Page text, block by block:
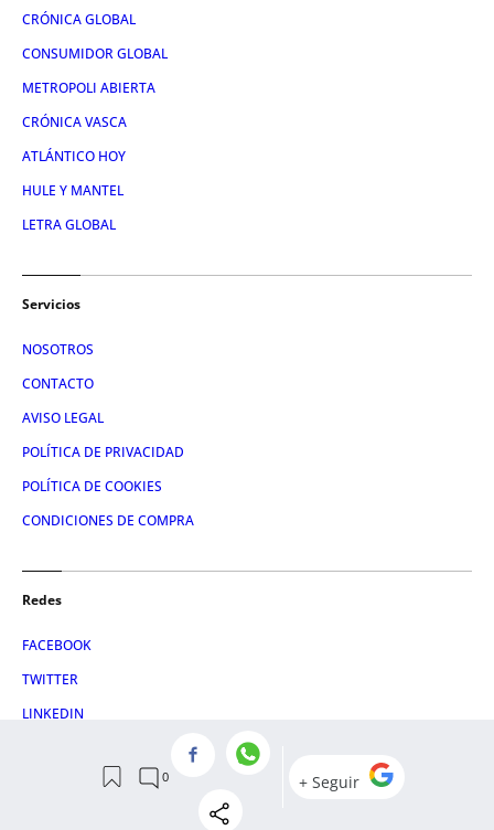
CRÓNICA GLOBAL
CONSUMIDOR GLOBAL
METROPOLI ABIERTA
CRÓNICA VASCA
ATLÁNTICO HOY
HULE Y MANTEL
LETRA GLOBAL
Servicios
NOSOTROS
CONTACTO
AVISO LEGAL
POLÍTICA DE PRIVACIDAD
POLÍTICA DE COOKIES
CONDICIONES DE COMPRA
Redes
FACEBOOK
TWITTER
LINKEDIN
© 2026 Crónica Global Media, SL